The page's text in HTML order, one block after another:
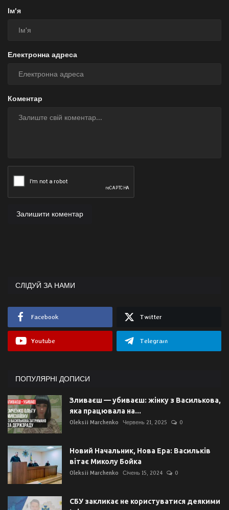
Ім'я
Електронна адреса
Коментар
Залишити коментар
СЛІДУЙ ЗА НАМИ
Facebook Twitter
Youtube Telegram
ПОПУЛЯРНІ ДОПИСИ
Зливаєш — убиваєш: жінку з Василькова,
яка працювала на...
Oleksii Marchenko Червень 21, 2025 0
Новий Начальник, Нова Ера: Васильків
вітає Миколу Бойка
Oleksii Marchenko Січень 15, 2024 0
СБУ закликає не користуватися деякими